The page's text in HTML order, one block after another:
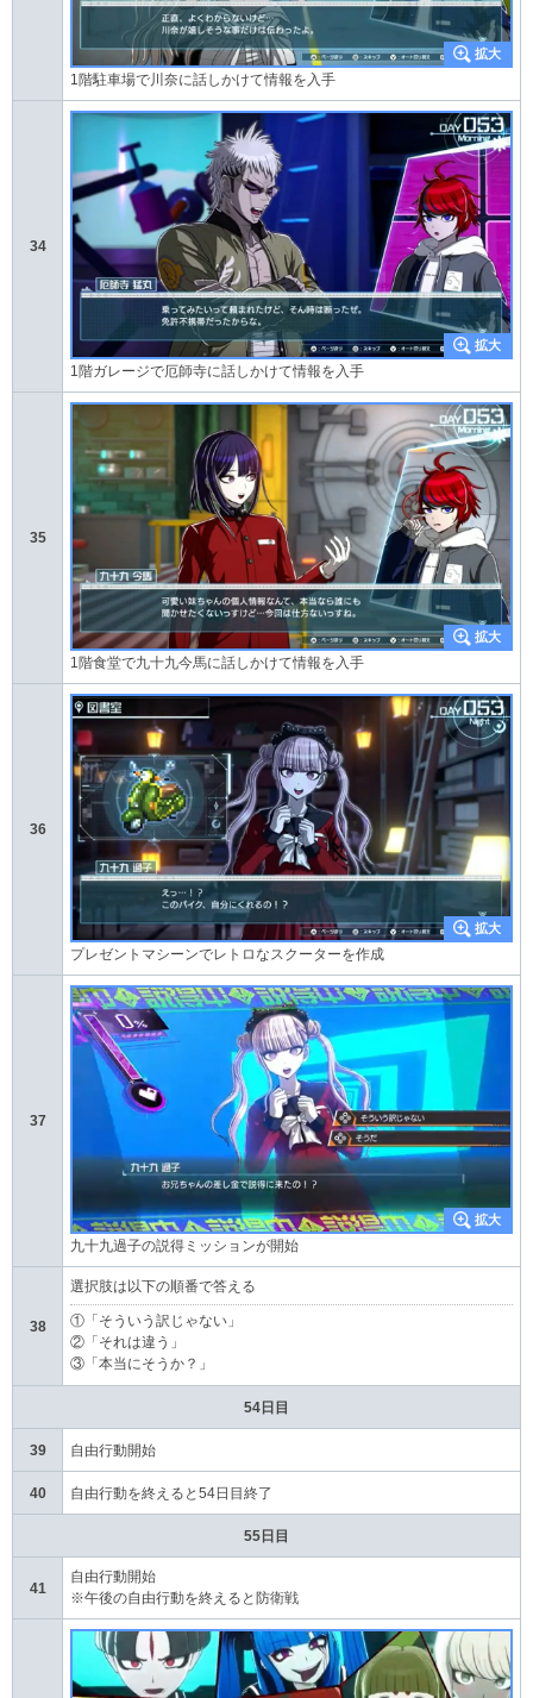
1階駐車場で川奈に話しかけて情報を入手
34
1階ガレージで厄師寺に話しかけて情報を入手
35
1階食堂で九十九今馬に話しかけて情報を入手
36
プレゼントマシーンでレトロなスクーターを作成
37
九十九過子の説得ミッションが開始
38
選択肢は以下の順番で答える
①「そういう訳じゃない」
②「それは違う」
③「本当にそうか？」
54日目
39 自由行動開始
40 自由行動を終えると54日目終了
55日目
41
自由行動開始
※午後の自由行動を終えると防衛戦